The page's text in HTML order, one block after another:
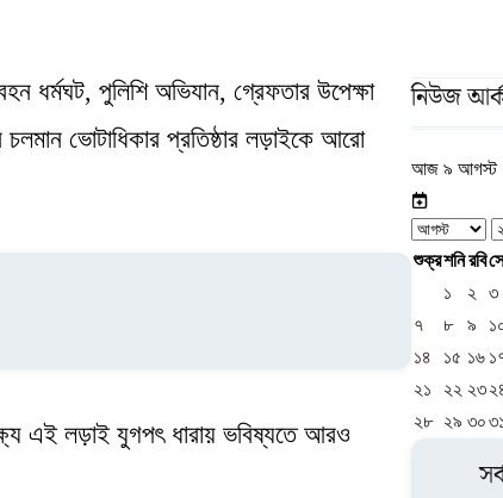
ধর্মঘট, পুলিশি অভিযান, গ্রেফতার উপেক্ষা
চলমান ভোটাধিকার প্রতিষ্ঠার লড়াইকে আরো
এই লড়াই যুগপৎ ধারায় ভবিষ্যতে আরও
নিউজ
আজ ৯ আগস্ট
শুক্রশনিরবি
১
২ ৩
৭
৮ ৯
১৪
১৫ ১৬
২১
২২ ২৩
২৮ ২৯ ৩০